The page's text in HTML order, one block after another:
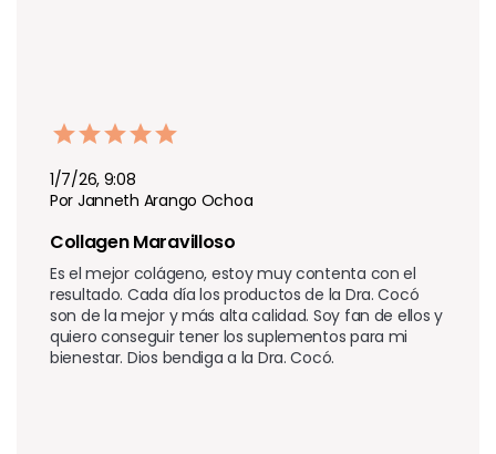
1/7/26, 9:08
Por Janneth Arango Ochoa
Collagen Maravilloso
Es el mejor colágeno, estoy muy contenta con el
resultado. Cada día los productos de la Dra. Cocó
son de la mejor y más alta calidad. Soy fan de ellos y
quiero conseguir tener los suplementos para mi
bienestar. Dios bendiga a la Dra. Cocó.